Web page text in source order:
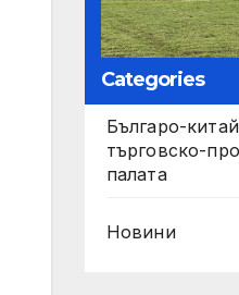
Categories
Българо-
търговско-
палата
Новини